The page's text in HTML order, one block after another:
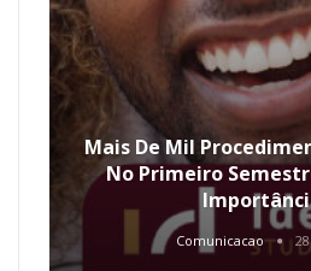
Mais De Mil
No Primeiro
Comunicacao